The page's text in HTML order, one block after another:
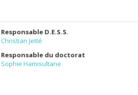
Responsable D.E.S.S.
Christian Jetté
Responsable du doctorat
Sophie Hamisultane